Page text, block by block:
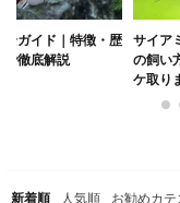
ガイド｜特徴・歴
で徹底解説
サイア
の飼い
ケ取り
新着順 人気順 お勧めカテ